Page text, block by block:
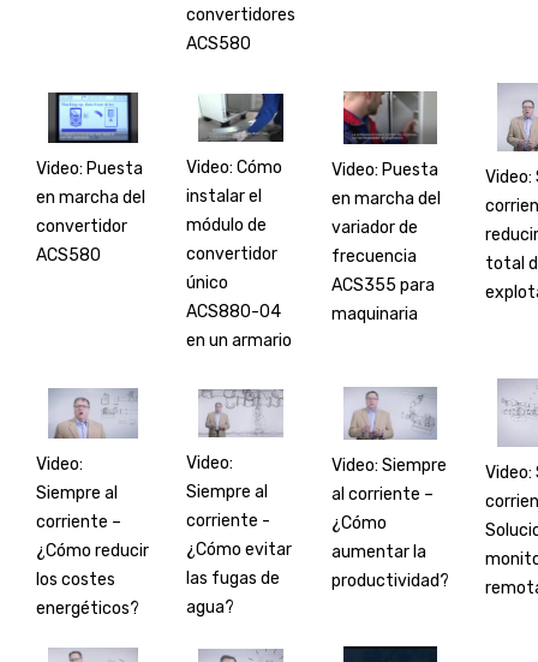
convertidores
ACS580
Video: Puesta
en marcha del
convertidor
ACS580
Video: Cómo
instalar el
módulo de
convertidor
único
ACS880-04
en un armario
Video: Puesta
en marcha del
variador de
frecuencia
ACS355 para
maquinaria
Video:
total
Video:
Siempre al
corriente –
¿Cómo reducir
los costes
energéticos?
Video:
Siempre al
corriente -
¿Cómo evitar
las fugas de
agua?
Video: Siempre
al corriente –
¿Cómo
aumentar la
productividad?
Video: